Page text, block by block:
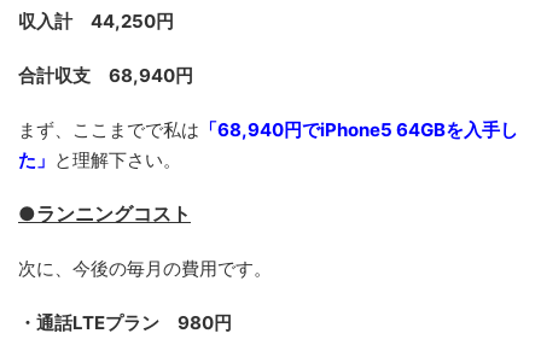
収入計 44,250円
合計収支 68,940円
まず、ここまでで私は 「68,940円でiPhone5 64GBを入手し
た」 と理解下さい。
●ランニングコスト
次に、今後の毎月の費用です。
・通話LTEプラン 980円